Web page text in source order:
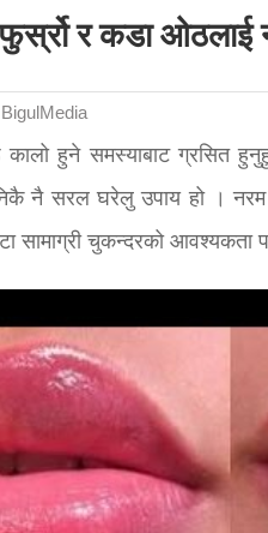
र कडा
हुने समस्याबाट ग्रसित
निकै नै सरल घरेलु उपाय हो ।
सामाग्री चुकन्दरको आवश्यकता